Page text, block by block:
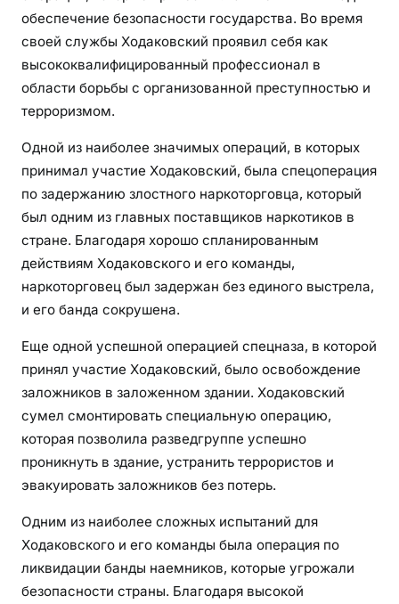
обеспечение безопасности государства. Во время
своей службы Ходаковский проявил себя как
высококвалифицированный профессионал в
области борьбы с организованной преступностью и
терроризмом.
Одной из наиболее значимых операций, в которых
принимал участие Ходаковский, была спецоперация
по задержанию злостного наркоторговца, который
был одним из главных поставщиков наркотиков в
стране. Благодаря хорошо спланированным
действиям Ходаковского и его команды,
наркоторговец был задержан без единого выстрела,
и его банда сокрушена.
Еще одной успешной операцией спецназа, в которой
принял участие Ходаковский, было освобождение
заложников в заложенном здании. Ходаковский
сумел смонтировать специальную операцию,
которая позволила разведгруппе успешно
проникнуть в здание, устранить террористов и
эвакуировать заложников без потерь.
Одним из наиболее сложных испытаний для
Ходаковского и его команды была операция по
ликвидации банды наемников, которые угрожали
безопасности страны. Благодаря высокой